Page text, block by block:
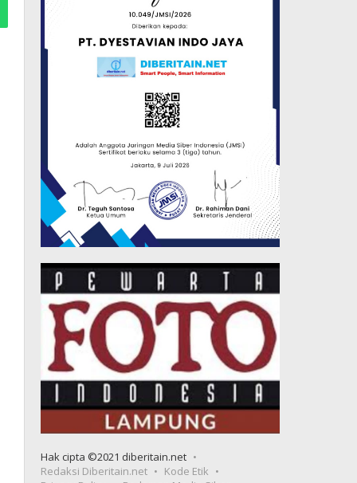
Hak cipta ©2021 diberitain.net
Redaksi Diberitain.net
Kode Etik